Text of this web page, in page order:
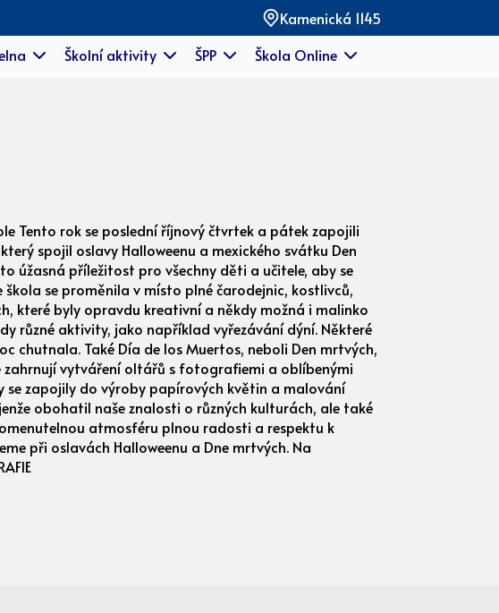
Kamenická 1145
Školní aktivity ŠPP Škola Online
Tento rok se poslední říjnový čtvrtek a pátek zapojili
spojil oslavy Halloweenu a mexického svátku Den
úžasná příležitost pro všechny děti a učitele, aby se
se proměnila v místo plné čarodejnic, kostlivců,
které byly opravdu kreativní a někdy možná i malinko
různé aktivity, jako například vyřezávání dýní. Některé
chutnala. Také Día de los Muertos, neboli Den mrtvých,
zahrnují vytváření oltářů s fotografiemi a oblíbenými
zapojily do výroby papírových květin a malování
obohatil naše znalosti o různých kulturách, ale také
atmosféru plnou radosti a respektu k
při oslavách Halloweenu a Dne mrtvých. Na